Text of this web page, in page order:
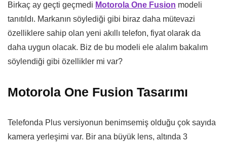
Birkaç ay geçti geçmedi Motorola One Fusion modeli
tanıtıldı. Markanın söylediği gibi biraz daha mütevazi
özelliklere sahip olan yeni akıllı telefon, fiyat olarak da
daha uygun olacak. Biz de bu modeli ele alalım bakalım
söylendiği gibi özellikler mi var?
Motorola One Fusion Tasarımı
Telefonda Plus versiyonun benimsemiş olduğu çok sayıda
kamera yerleşimi var. Bir ana büyük lens, altında 3